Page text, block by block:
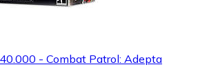
- Combat Patrol: Adepta